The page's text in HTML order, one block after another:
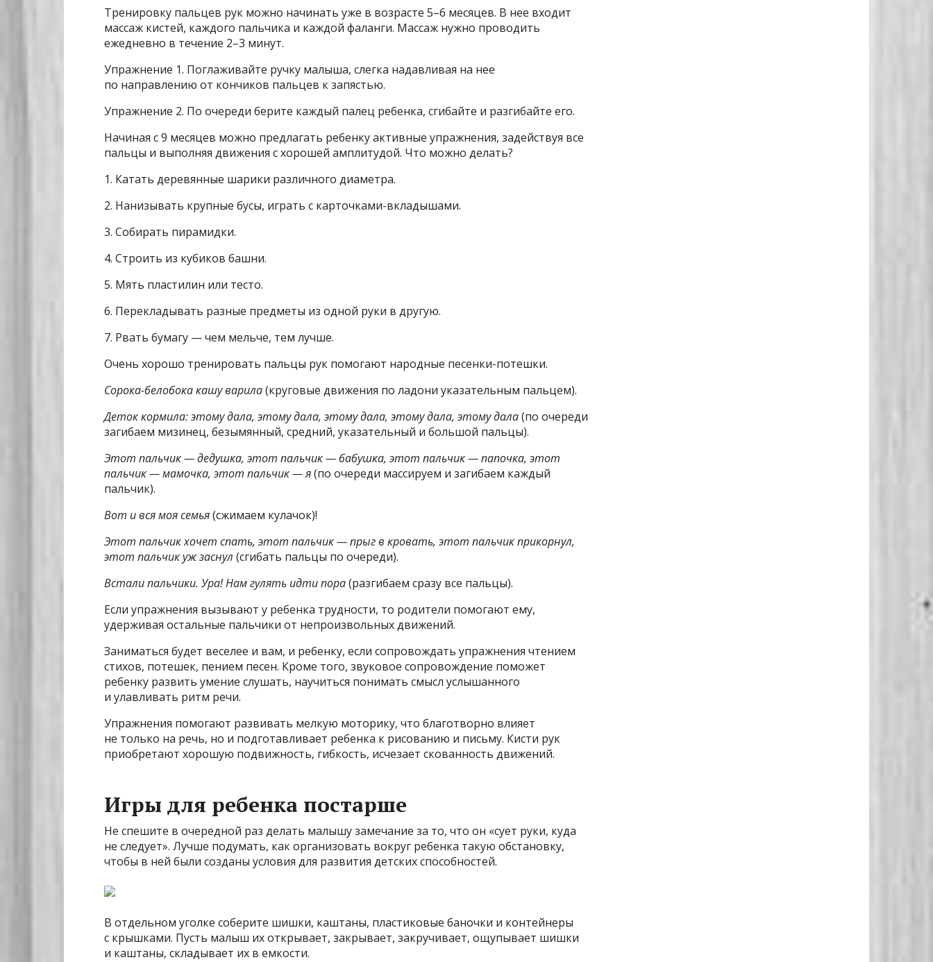
Тренировку пальцев рук можно начинать уже в возрасте 5–6 месяцев. В нее входит
массаж кистей, каждого пальчика и каждой фаланги. Массаж нужно проводить
ежедневно в течение 2–3 минут.
Упражнение 1. Поглаживайте ручку малыша, слегка надавливая на нее
по направлению от кончиков пальцев к запястью.
Упражнение 2. По очереди берите каждый палец ребенка, сгибайте и разгибайте его.
Начиная с 9 месяцев можно предлагать ребенку активные упражнения, задействуя все
пальцы и выполняя движения с хорошей амплитудой. Что можно делать?
1. Катать деревянные шарики различного диаметра.
2. Нанизывать крупные бусы, играть с карточками-вкладышами.
3. Собирать пирамидки.
4. Строить из кубиков башни.
5. Мять пластилин или тесто.
6. Перекладывать разные предметы из одной руки в другую.
7. Рвать бумагу — чем мельче, тем лучше.
Очень хорошо тренировать пальцы рук помогают народные песенки-потешки.
Сорока-белобока кашу варила(круговые движения по ладони указательным пальцем).
Деток кормила: этому дала, этому дала, этому дала, этому дала, этому дала(по очереди
загибаем мизинец, безымянный, средний, указательный и большой пальцы).
Этот пальчик — дедушка, этот пальчик — бабушка, этот пальчик — папочка, этот
пальчик — мамочка, этот пальчик—я(по очереди массируем и загибаем каждый
пальчик).
Вот и вся моя семья(сжимаем кулачок)!
Этот пальчик хочет спать, этот пальчик — прыг в кровать, этот пальчик прикорнул,
этот пальчик уж заснул (сгибать пальцы по очереди).
Встали пальчики. Ура! Нам гулять идти пора(разгибаем сразу все пальцы).
Если упражнения вызывают у ребенка трудности, то родители помогают ему,
удерживая остальные пальчики от непроизвольных движений.
Заниматься будет веселее и вам, и ребенку, если сопровождать упражнения чтением
стихов, потешек, пением песен. Кроме того, звуковое сопровождение поможет
ребенку развить умение слушать, научиться понимать смысл услышанного
и улавливать ритм речи.
Упражнения помогают развивать мелкую моторику, что благотворно влияет
не только на речь, но и подготавливает ребенка к рисованию и письму. Кисти рук
приобретают хорошую подвижность, гибкость, исчезает скованность движений.
Игры для ребенка постарше
Не спешите в очередной раз делать малышу замечание за то, что он «сует руки, куда
не следует». Лучше подумать, как организовать вокруг ребенка такую обстановку,
чтобы в ней были созданы условия для развития детских способностей.
В отдельном уголке соберите шишки, каштаны, пластиковые баночки и контейнеры
с крышками. Пусть малыш их открывает, закрывает, закручивает, ощупывает шишки
и каштаны, складывает их в емкости.